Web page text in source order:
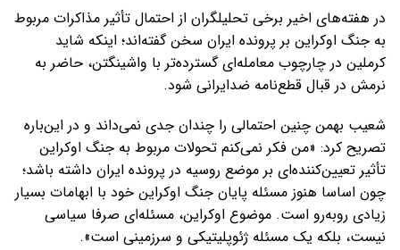
در هفته‌های اخیر برخی تحلیلگران از احتمال تأثیر مذاکرات مربوط
به جنگ اوکراین بر پرونده ایران سخن گفته‌اند؛ اینکه شاید
کرملین در چارچوب معامله‌ای گسترده‌تر با واشینگتن، حاضر به
نرمش در قبال قطع‌نامه ضدایرانی شود.
شعیب بهمن چنین احتمالی را چندان جدی نمی‌داند و در این‌باره
تصریح کرد: «من فکر نمی‌کنم تحولات مربوط به جنگ اوکراین
تأثیر تعیین‌کننده‌ای بر موضع روسیه در پرونده ایران داشته باشد؛
چون اساسا هنوز مسئله پایان جنگ اوکراین خود با ابهامات بسیار
زیادی روبه‌رو است. موضوع اوکراین، مسئله‌ای صرفا سیاسی
نیست، بلکه یک مسئله ژئوپلیتیکی و سرزمینی است».